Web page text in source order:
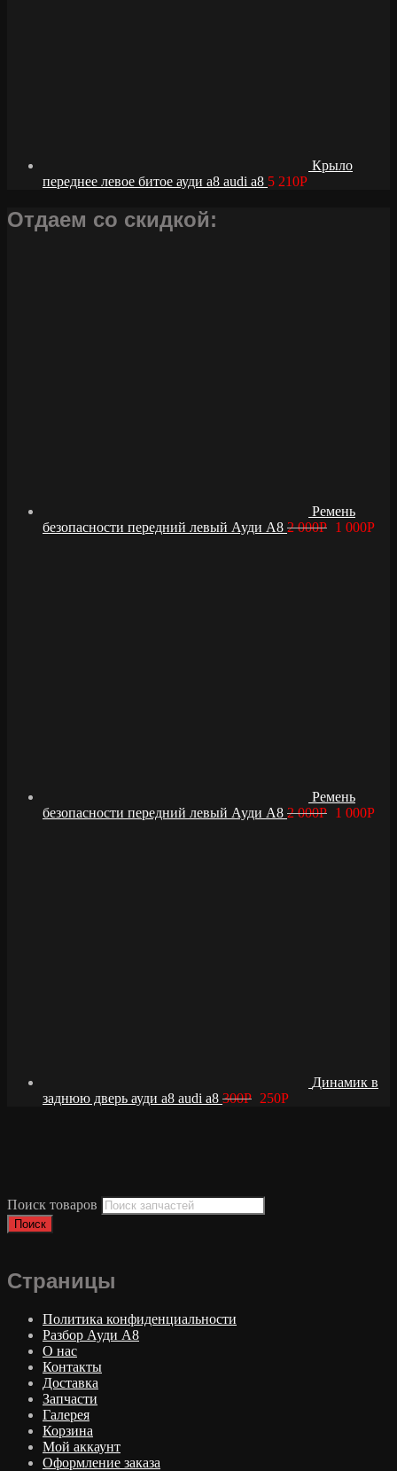
Крыло
переднее левое битое ауди а8 audi a8 5 210Р
Отдаем со скидкой:
Ремень
безопасности передний левый Ауди А8 2 000Р 1 000Р
Ремень
безопасности передний левый Ауди А8 2 000Р 1 000Р
Динамик в
заднюю дверь ауди а8 audi a8 300Р 250Р
Поиск товаров
Поиск
Страницы
Политика конфиденциальности
Разбор Ауди А8
О нас
Контакты
Доставка
Запчасти
Галерея
Корзина
Мой аккаунт
Оформление заказа